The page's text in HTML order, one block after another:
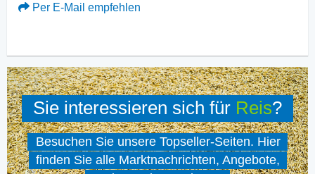
Per E-Mail empfehlen
Sie interessieren sich für Reis?
Besuchen Sie unsere Topseller-Seiten. Hier
finden Sie alle Marktnachrichten, Angebote,